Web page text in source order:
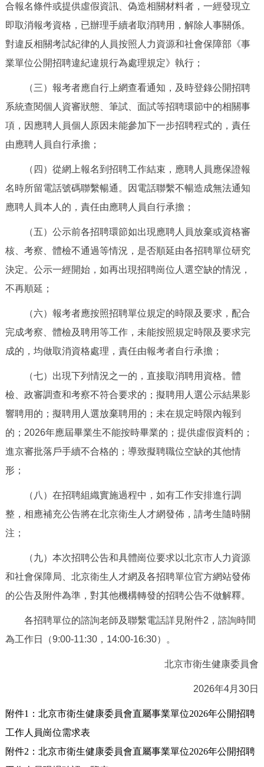
合報名條件或提供虛假資訊、偽造相關材料者，一經發現立
即取消報考資格，已辦理手續者取消聘用，解除人事關係。
對違反相關考試紀律的人員按照人力資源和社會保障部《事
業單位公開招聘違紀違規行為處理規定》執行；
（三）報考者應自行上網查看通知，及時登錄公開招聘
系統查閱個人資審狀態、筆試、面試等招聘環節中的相關事
項，因應聘人員個人原因未能參加下一步招聘程式的，責任
由應聘人員自行承擔；
（四）從網上報名到招聘工作結束，應聘人員應保證報
名時所留電話號碼聯繫暢通。因電話聯繫不暢造成無法通知
應聘人員本人的，責任由應聘人員自行承擔；
（五）公示前各招聘環節如出現應聘人員放棄或資格審
核、考察、體檢不通過等情況，是否順延由各招聘單位研究
決定。公示一經開始，如再出現招聘崗位人選空缺的情況，
不再順延；
（六）報考者應按照招聘單位規定的時限及要求，配合
完成考察、體檢及聘用等工作，未能按照規定時限及要求完
成的，均做取消資格處理，責任由報考者自行承擔；
（七）出現下列情況之一的，直接取消聘用資格。體
檢、政審調查和考察不符合要求的；擬聘用人選公示結果影
響聘用的；擬聘用人選放棄聘用的；未在規定時限內報到
的；2026年應屆畢業生不能按時畢業的；提供虛假資料的；
進京審批落戶手續不合格的；導致擬聘職位空缺的其他情
形；
（八）在招聘組織實施過程中，如有工作安排進行調
整，相應補充公告將在北京衛生人才網發佈，請考生隨時關
注；
（九）本次招聘公告和具體崗位要求以北京市人力資源
和社會保障局、北京衛生人才網及各招聘單位官方網站發佈
的公告及附件為準，對其他機構轉發的招聘公告不做解釋。
各招聘單位的諮詢老師及聯繫電話詳見附件2，諮詢時間
為工作日（9:00-11:30，14:00-16:30）。
北京市衛生健康委員會
2026年4月30日
附件1：北京市衛生健康委員會直屬事業單位2026年公開招聘
工作人員崗位需求表
附件2：北京市衛生健康委員會直屬事業單位2026年公開招聘